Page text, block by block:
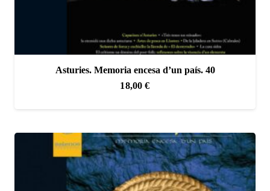
Asturies. Memoria encesa d’un país. 40
18,00€